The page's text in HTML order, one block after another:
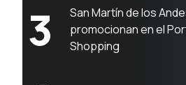
3
San Martín de los
promocionan en el
Shopping